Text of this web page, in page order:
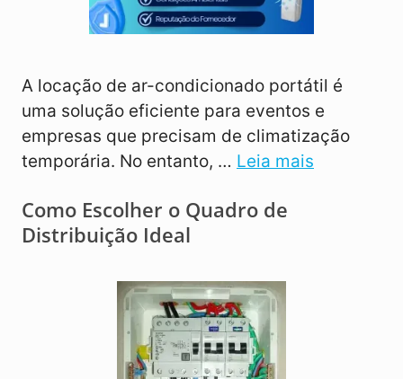
A locação de ar-condicionado portátil é
uma solução eficiente para eventos e
empresas que precisam de climatização
temporária. No entanto, … Leia mais
Como Escolher o Quadro de
Distribuição Ideal